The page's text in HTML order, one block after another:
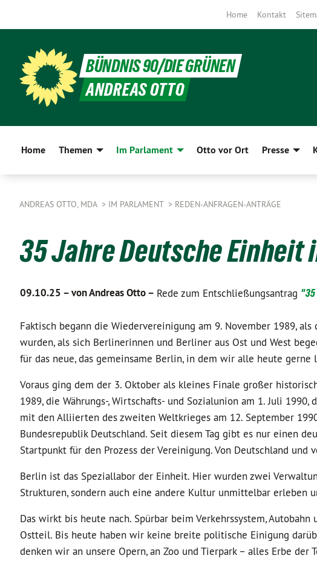
Home Kontakt
BÜNDNIS 90/DIE GRÜNEN
ANDREAS OTTO
Home Themen Im Parlament Otto vor Ort Presse
ANDREAS OTTO, MDA IM PARLAMENT REDEN-ANFRAGEN-ANTRÄGE
35 Jahre Deutsche Einheit
09.10.25 –von Andreas Otto – Rede zum Entschließungsantrag
Faktisch begann die Wiedervereinigung am 9. November 1989,
wurden, als sich Berlinerinnen und Berliner aus Ost und West
für das neue, das gemeinsame Berlin, in dem wir alle heute
Voraus ging dem der 3. Oktober als kleines Finale großer
1989, die Währungs-, Wirtschafts- und Sozialunion am 1. Juli
mit den Alliierten des zweiten Weltkrieges am 12. September
Bundesrepublik Deutschland. Seit diesem Tag gibt es nur einen
Startpunkt für den Prozess der Vereinigung. Von Deutschland und
Berlin ist das Speziallabor der Einheit. Hier wurden zwei
Strukturen, sondern auch eine andere Kultur unmittelbar erleben
Das wirkt bis heute nach. Spürbar beim Verkehrssystem,
Ostteil. Bis heute haben wir keine breite politische Einigung
denken wir an unsere Opern, an Zoo und Tierpark – alles Erbe